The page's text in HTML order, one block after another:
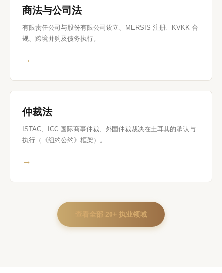
商法与公司法
有限责任公司与股份有限公司设立、MERSİS 注册、KVKK 合
规、跨境并购及债务执行。
→
仲裁法
ISTAC、ICC 国际商事仲裁、外国仲裁裁决在土耳其的承认与
执行（《纽约公约》框架）。
→
查看全部 20+ 执业领域